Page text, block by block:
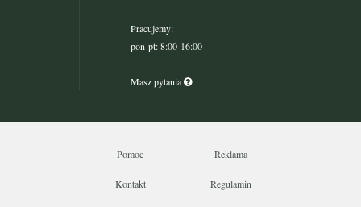
Pracujemy:
pon-pt: 8:00-16:00
Masz pytania
Pomoc Reklama
Kontakt Regulamin